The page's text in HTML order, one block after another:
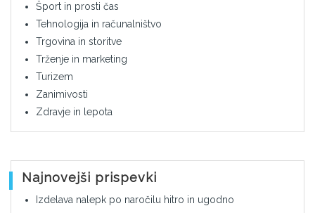
Šport in prosti čas
Tehnologija in računalništvo
Trgovina in storitve
Trženje in marketing
Turizem
Zanimivosti
Zdravje in lepota
Najnovejši prispevki
Izdelava nalepk po naročilu hitro in ugodno